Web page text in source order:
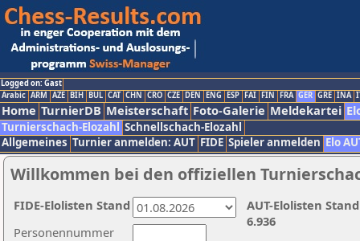
Logged on: Gast
Arabic ARM AZE BIH BUL CAT CHN CRO CZE DEN ENG ESP FAI FIN FRA GER GRE INA
Home TurnierDB Meisterschaft Foto-Galerie Meldekartei
Turnierschach-Elozahl Schnellschach-Elozahl
Allgemeines Turnier anmelden: AUT FIDE Spieler anmelden Elo
Willkommen bei den offiziellen
Personennummer
AUT-Elolisten
6.936
FIDE-Elolisten Stand